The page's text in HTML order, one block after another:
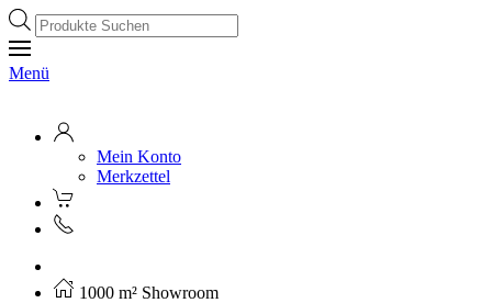
Products
search
Menü
Mein Konto
Merkzettel
1000 m² Showroom